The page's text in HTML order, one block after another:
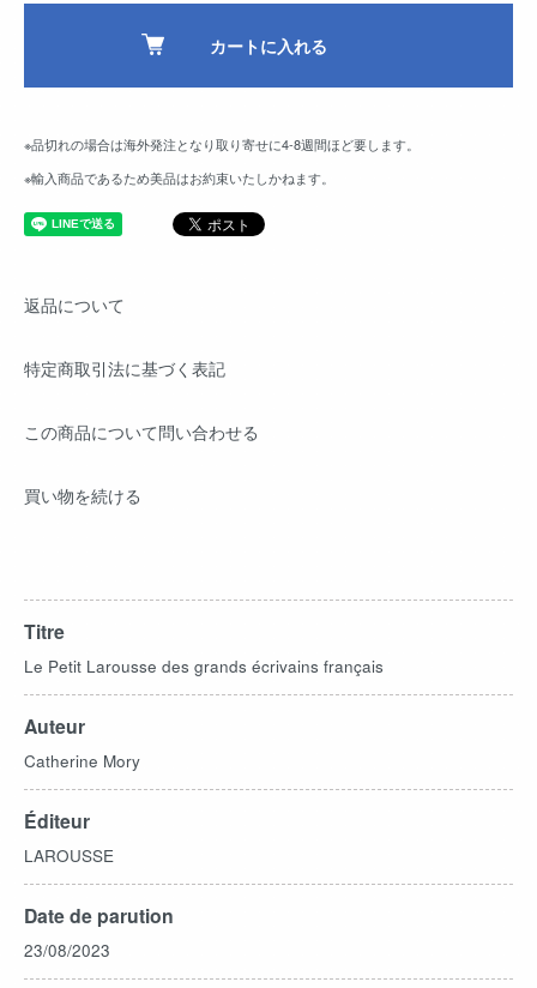
カートに入れる
※品切れの場合は海外発注となり取り寄せに4-8週間ほど要します。
※輸入商品であるため美品はお約束いたしかねます。
返品について
特定商取引法に基づく表記
この商品について問い合わせる
買い物を続ける
Titre
Le Petit Larousse des grands écrivains français
Auteur
Catherine Mory
Éditeur
LAROUSSE
Date de parution
23/08/2023